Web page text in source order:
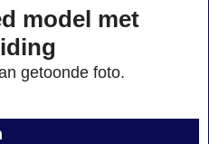
model met
getoonde foto.